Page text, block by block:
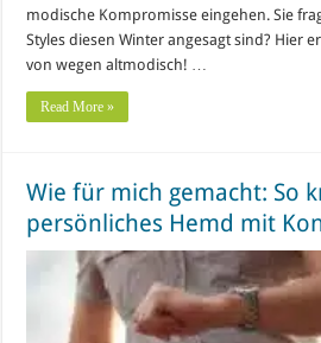
modische Kompromisse eingehen. Sie
Styles diesen Winter angesagt sind? Hier
von wegen altmodisch! …
Read More »
Wie für mich gemacht: So
persönliches Hemd mit